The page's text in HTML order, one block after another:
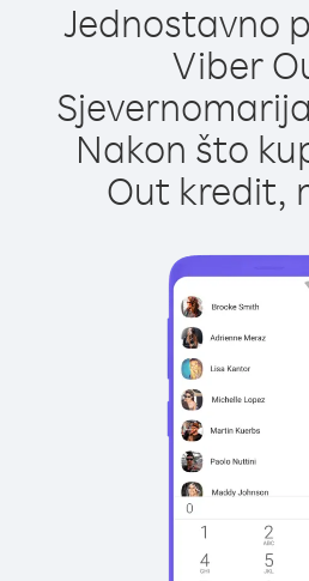
Jednostavno
Viber
Nakon što
Out kredit,